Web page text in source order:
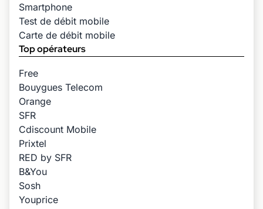
Smartphone
Test de débit mobile
Carte de débit mobile
Top opérateurs
Free
Bouygues Telecom
Orange
SFR
Cdiscount Mobile
Prixtel
RED by SFR
B&You
Sosh
Youprice